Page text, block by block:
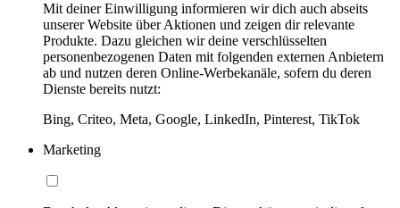
Mit deiner Einwilligung informieren wir dich auch abseits
unserer Website über Aktionen und zeigen dir relevante
Produkte. Dazu gleichen wir deine verschlüsselten
personenbezogenen Daten mit folgenden externen Anbietern
ab und nutzen deren Online-Werbekanäle, sofern du deren
Dienste bereits nutzt:
Bing, Criteo, Meta, Google, LinkedIn, Pinterest, TikTok
Marketing